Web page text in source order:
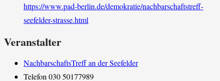
https://www.pad-berlin.de/demokratie/nachbarschaftstreff-
seefelder-strasse.html
Veranstalter
NachbarschaftsTreff an der Seefelder
Telefon 030 50177989